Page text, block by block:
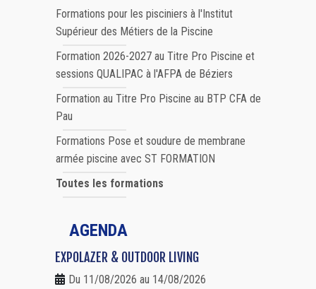
Formations pour les pisciniers à l'Institut
Supérieur des Métiers de la Piscine
Formation 2026-2027 au Titre Pro Piscine et
sessions QUALIPAC à l'AFPA de Béziers
Formation au Titre Pro Piscine au BTP CFA de
Pau
Formations Pose et soudure de membrane
armée piscine avec ST FORMATION
Toutes les formations
AGENDA
EXPOLAZER & OUTDOOR LIVING
Du 11/08/2026 au 14/08/2026